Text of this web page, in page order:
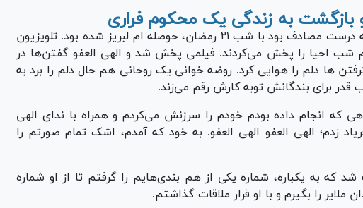
وی افزود: در یکی از شب‌های فرار که درست مصادف بود با شب ۲۱ رمضان، حوصله ام لبریز شده بود. تلویزیون
شب احیا را پخش می‌کردند. فیلمی پخش شد و الهی العفو‌ گفتن‌ها در
ها دلم را هوایی کرد. روضه خوانی یک روحانی هم حال دلم را برد به
برای بندگانش توبه کارش رقم می‌زند.
که انجام داده بودم خودم را سرزنش می‌کردم و همراه با ندای الهی
زدم؛ الهی العفو الهی العفو. به خود که آمدم، اشک تمام صورتم را
که به یکباره، شماره یکی از هم بندی‌هایم را گرفتم تا از او شماره
را بگیرم و با او قرار ملاقات گذاشتم.